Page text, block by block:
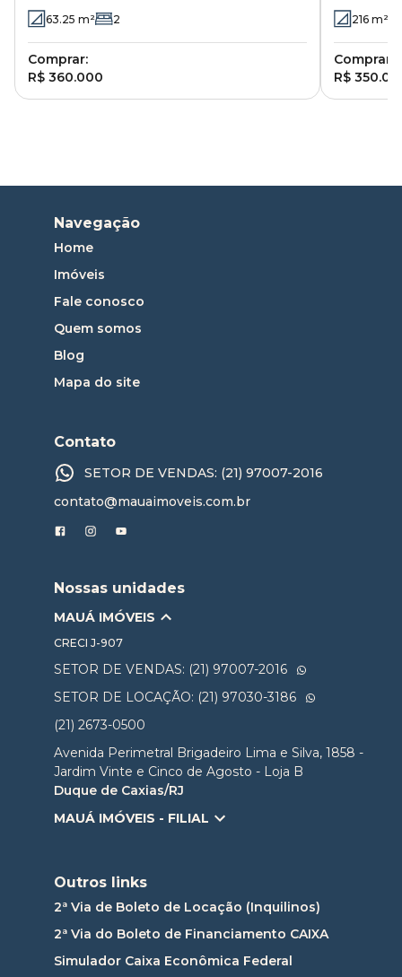
Doutor Laureano - Duque de Caxias -
RJ
63.25 m² 2
Comprar:
R$ 360.000
216 m²
Comprar:
R$
Navegação
Home
Imóveis
Fale conosco
Quem somos
Blog
Mapa do site
Contato
SETOR DE VENDAS: (21) 97007-2016
contato@mauaimoveis.com.br
Nossas unidades
MAUÁ IMÓVEIS
CRECI J-907
SETOR DE VENDAS: (21) 97007-2016
SETOR DE LOCAÇÃO: (21) 97030-3186
(21) 2673-0500
Avenida Perimetral Brigadeiro Lima e Silva, 1858 -
Jardim Vinte e Cinco de Agosto - Loja B
Duque de Caxias/RJ
MAUÁ IMÓVEIS - FILIAL
Outros links
2ª Via de Boleto de Locação (Inquilinos)
2ª Via do Boleto de Financiamento CAIXA
Simulador Caixa Econômica Federal